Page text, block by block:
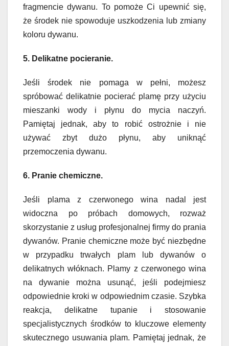
fragmencie dywanu. To pomoże Ci upewnić się,
że środek nie spowoduje uszkodzenia lub zmiany
koloru dywanu.
5. Delikatne pocieranie.
Jeśli środek nie pomaga w pełni, możesz
spróbować delikatnie pocierać plamę przy użyciu
mieszanki wody i płynu do mycia naczyń.
Pamiętaj jednak, aby to robić ostrożnie i nie
używać zbyt dużo płynu, aby uniknąć
przemoczenia dywanu.
6. Pranie chemiczne.
Jeśli plama z czerwonego wina nadal jest
widoczna po próbach domowych, rozważ
skorzystanie z usług profesjonalnej firmy do prania
dywanów. Pranie chemiczne może być niezbędne
w przypadku trwałych plam lub dywanów o
delikatnych włóknach. Plamy z czerwonego wina
na dywanie można usunąć, jeśli podejmiesz
odpowiednie kroki w odpowiednim czasie. Szybka
reakcja, delikatne tupanie i stosowanie
specjalistycznych środków to kluczowe elementy
skutecznego usuwania plam. Pamiętaj jednak, że